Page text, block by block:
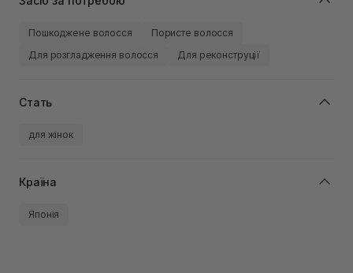
Пошкоджене волосся
Пористе волосся
Для розгладження волосся
Для реконструції
Стать
для жінок
Країна
Японія